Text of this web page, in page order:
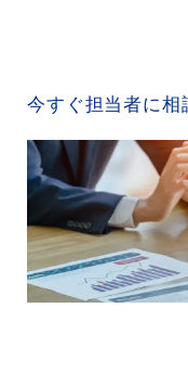
今すぐ担当者に相